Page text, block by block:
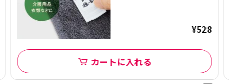
¥528
カートに入れる